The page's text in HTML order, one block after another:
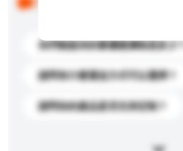
你們能提供的最優惠價格是多少？
請問有什麼運送方式可以選擇？
請問你的產品是否支持定制？